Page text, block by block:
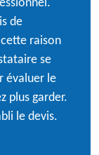
de
raison
se
évaluer le
plus garder.
le devis.